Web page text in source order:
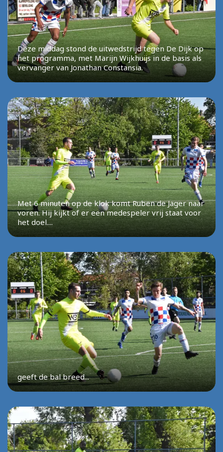
Deze middag stond de uitwedstrijd tegen De Dijk op
het programma, met Marijn Wijkhuijs in de basis als
vervanger van Jonathan Constansia.
Met 6 minuten op de klok komt Ruben de Jager naar
voren. Hij kijkt of er een medespeler vrij staat voor
het doel....
geeft de bal breed...